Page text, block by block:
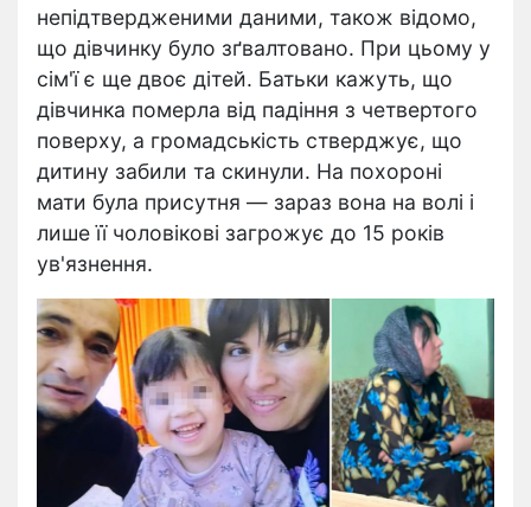
непідтвердженими даними, також відомо,
що дівчинку було зґвалтовано. При цьому у
сім'ї є ще двоє дітей. Батьки кажуть, що
дівчинка померла від падіння з четвертого
поверху, а громадськість стверджує, що
дитину забили та скинули. На похороні
мати була присутня — зараз вона на волі і
лише її чоловікові загрожує до 15 років
ув'язнення.